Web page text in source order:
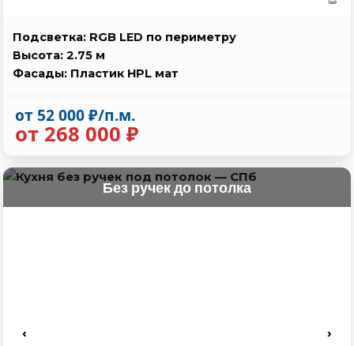
Подсветка: RGB LED по периметру
Высота: 2.75 м
Фасады: Пластик HPL мат
от 52 000 ₽/п.м.
от 268 000 ₽
Без ручек до потолка
‹ ›